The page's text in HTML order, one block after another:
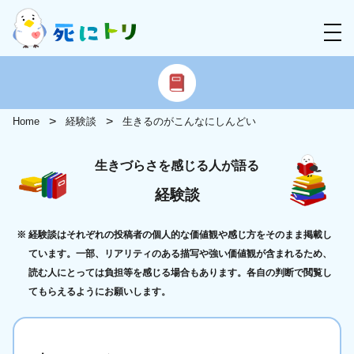
Home 経験談 生きるのがこんなにしんどい
生きづらさを感じる人が語る
経験談
経験談はそれぞれの投稿者の個人的な価値観や感じ方をそのまま掲載し
ています。一部、リアリティのある描写や強い価値観が含まれるため、
読む人にとっては負担等を感じる場合もあります。各自の判断で閲覧し
てもらえるようにお願いします。